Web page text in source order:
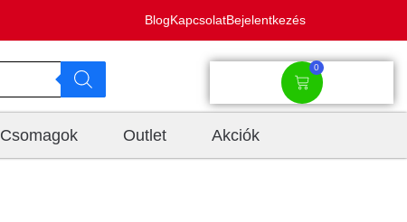
BlogKapcsolatBejelentkezés
0
Csomagok Outlet Akciók